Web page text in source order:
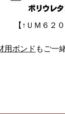
【↑ＵＭ６２
用ボンド もご一